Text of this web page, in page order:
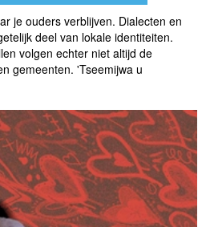
je ouders verblijven. Dialecten en
deel van lokale identiteiten.
volgen echter niet altijd de
gemeenten. 'Tseemijwa u